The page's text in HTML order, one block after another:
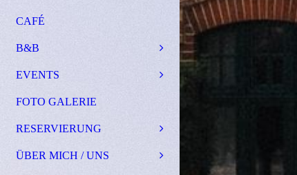
CAFÉ
B&B
EVENTS
FOTO GALERIE
RESERVIERUNG
ÜBER MICH / UNS